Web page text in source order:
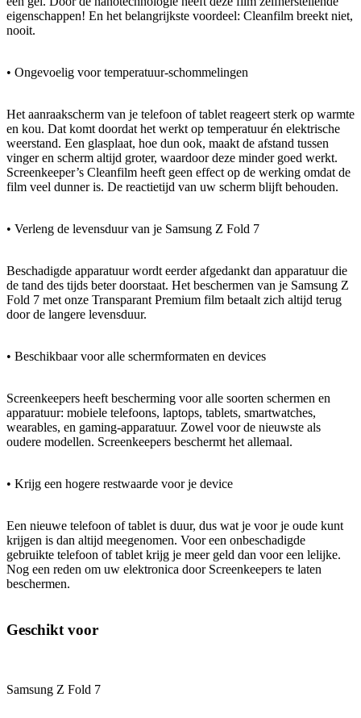
eigenschappen! En het belangrijkste voordeel: Cleanfilm breekt niet,
nooit.
• Ongevoelig voor temperatuur-schommelingen
Het aanraakscherm van je telefoon of tablet reageert sterk op warmte
en kou. Dat komt doordat het werkt op temperatuur én elektrische
weerstand. Een glasplaat, hoe dun ook, maakt de afstand tussen
vinger en scherm altijd groter, waardoor deze minder goed werkt.
Screenkeeper’s Cleanfilm heeft geen effect op de werking omdat de
film veel dunner is. De reactietijd van uw scherm blijft behouden.
• Verleng de levensduur van je Samsung Z Fold 7
Beschadigde apparatuur wordt eerder afgedankt dan apparatuur die
de tand des tijds beter doorstaat. Het beschermen van je Samsung Z
Fold 7 met onze Transparant Premium film betaalt zich altijd terug
door de langere levensduur.
• Beschikbaar voor alle schermformaten en devices
Screenkeepers heeft bescherming voor alle soorten schermen en
apparatuur: mobiele telefoons, laptops, tablets, smartwatches,
wearables, en gaming-apparatuur. Zowel voor de nieuwste als
oudere modellen. Screenkeepers beschermt het allemaal.
• Krijg een hogere restwaarde voor je device
Een nieuwe telefoon of tablet is duur, dus wat je voor je oude kunt
krijgen is dan altijd meegenomen. Voor een onbeschadigde
gebruikte telefoon of tablet krijg je meer geld dan voor een lelijke.
Nog een reden om uw elektronica door Screenkeepers te laten
beschermen.
Geschikt voor
Samsung Z Fold 7